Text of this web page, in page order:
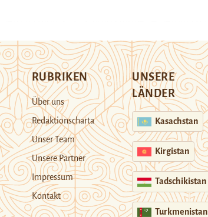
RUBRIKEN
Über uns
Redaktionscharta
Unser Team
Unsere Partner
Impressum
Kontakt
UNSERE
LÄNDER
Kasachstan
Kirgistan
Tadschikistan
Turkmenistan